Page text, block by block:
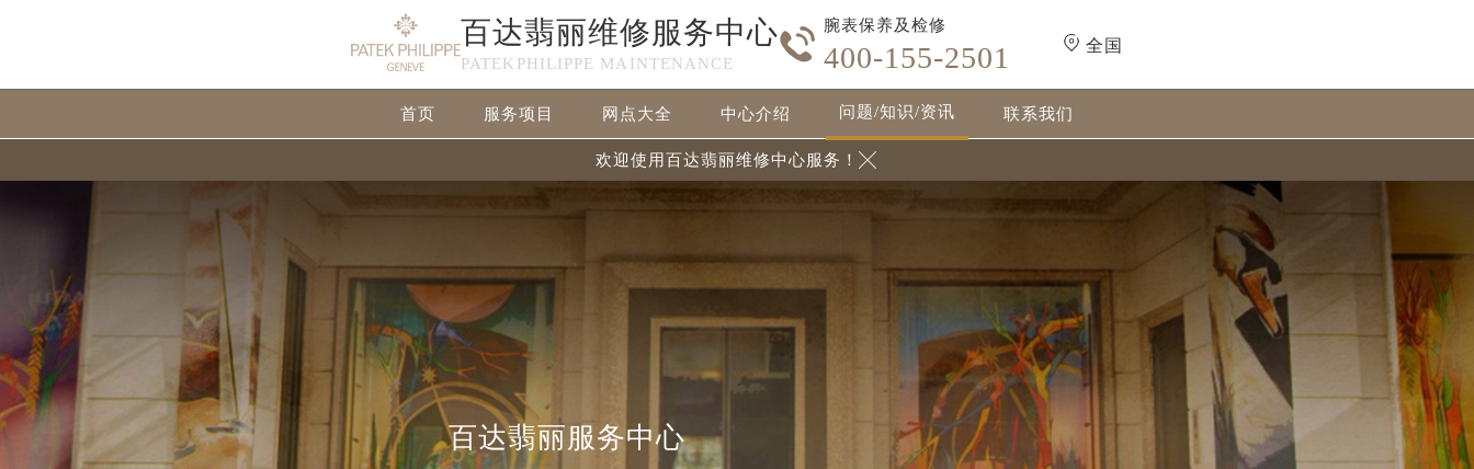
百达翡丽维修服务中心
PATEKPHILIPPE MAINTENANCE

腕表保养及检修
400-155-2501 全国
首页 服务项目 网点大全 中心介绍 问题/知识/资讯 联系我们
欢迎使用百达翡丽维修中心服务！ 
百达翡丽服务中心